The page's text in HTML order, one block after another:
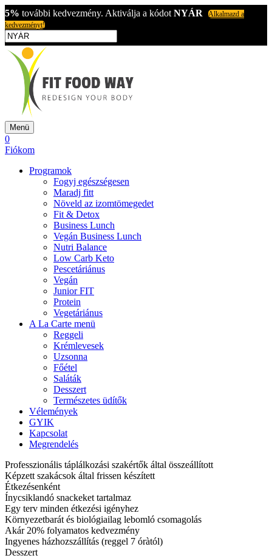
5% további kedvezmény. Aktiválja a kódot NYÁR
Alkalmazd a
kedvezményt!
Menü
0
Fiókom
Programok
Fogyj egészségesen
Maradj fitt
Növeld az izomtömegedet
Fit & Detox
Business Lunch
Vegán Business Lunch
Nutri Balance
Low Carb Keto
Pescetáriánus
Vegán
Junior FIT
Protein
Vegetáriánus
A La Carte menü
Reggeli
Krémlevesek
Uzsonna
Főétel
Saláták
Desszert
Természetes üdítők
Vélemények
GYIK
Kapcsolat
Megrendelés
Professzionális táplálkozási szakértők által összeállított
Képzett szakácsok által frissen készített
Étkezésenként
Ínycsiklandó snackeket tartalmaz
Egy terv minden étkezési igényhez
Környezetbarát és biológiailag lebomló csomagolás
Akár 20% folyamatos kedvezmény
Ingyenes házhozszállítás (reggel 7 óràtól)
Desszert